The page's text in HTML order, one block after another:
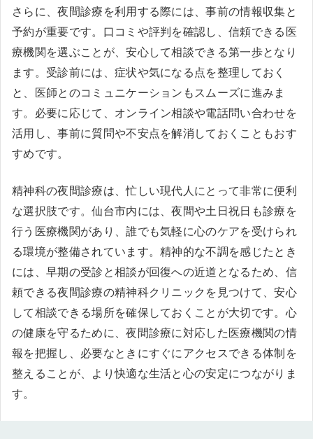
さらに、夜間診療を利用する際には、事前の情報収集と
予約が重要です。口コミや評判を確認し、信頼できる医
療機関を選ぶことが、安心して相談できる第一歩となり
ます。受診前には、症状や気になる点を整理しておく
と、医師とのコミュニケーションもスムーズに進みま
す。必要に応じて、オンライン相談や電話問い合わせを
活用し、事前に質問や不安点を解消しておくこともおす
すめです。
精神科の夜間診療は、忙しい現代人にとって非常に便利
な選択肢です。仙台市内には、夜間や土日祝日も診療を
行う医療機関があり、誰でも気軽に心のケアを受けられ
る環境が整備されています。精神的な不調を感じたとき
には、早期の受診と相談が回復への近道となるため、信
頼できる夜間診療の精神科クリニックを見つけて、安心
して相談できる場所を確保しておくことが大切です。心
の健康を守るために、夜間診療に対応した医療機関の情
報を把握し、必要なときにすぐにアクセスできる体制を
整えることが、より快適な生活と心の安定につながりま
す。